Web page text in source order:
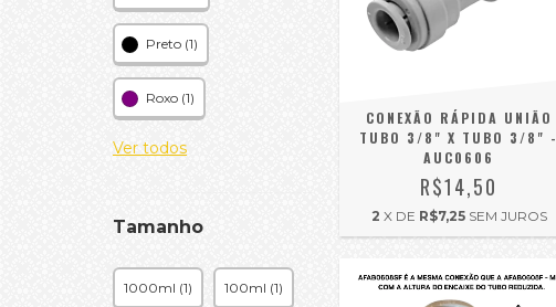
Preto (1)
Roxo (1)
Ver todos
Tamanho
1000ml (1) 100ml (1)
CONEXÃO RÁPIDA UNIÃO
TUBO 3/8" X TUBO 3/8" -
AUC0606
R$14,50
2 X DE R$7,25 SEM JUROS